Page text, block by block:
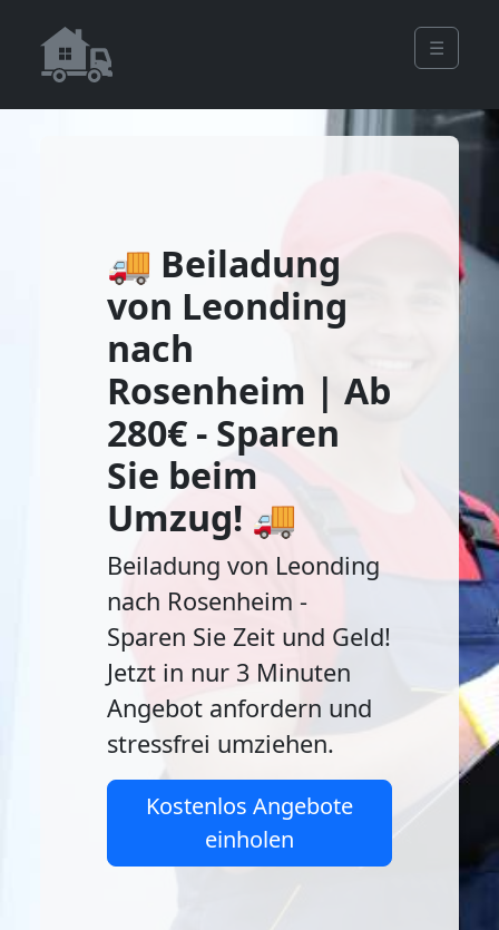
☰
🚚 Beiladung
von Leonding
nach
Rosenheim | Ab
280€ - Sparen
Sie beim
Umzug! 🚚
Beiladung von Leonding
nach Rosenheim -
Sparen Sie Zeit und Geld!
Jetzt in nur 3 Minuten
Angebot anfordern und
stressfrei umziehen.
Kostenlos Angebote
einholen